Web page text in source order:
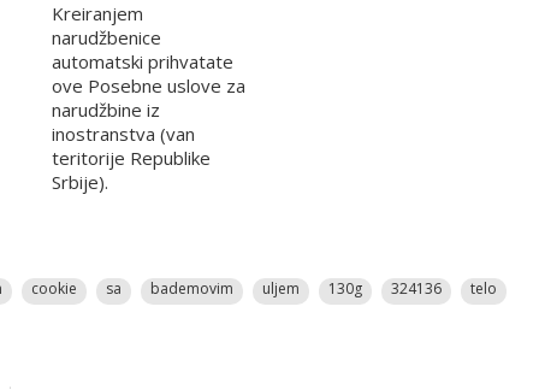
Kreiranjem
narudžbenice
automatski prihvatate
ove Posebne uslove za
narudžbine iz
inostranstva (van
teritorije Republike
Srbije).
cookie sa bademovim uljem 130g 324136 telo